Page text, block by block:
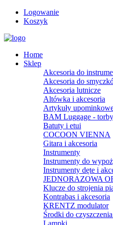
Logowanie
Koszyk
Home
Sklep
Akcesoria do
Akcesoria do
Akcesoria lutnicze
Altówka i akcesoria
Artykuły
BAM Luggage -
Batuty i etui
COCOON VIENNA
Gitara i akcesoria
Instrumenty
Instrumenty do
Instrumenty dęte i
JEDNORAZOWA
Klucze do strojenia
Kontrabas i akcesoria
KRENTZ modulator
Środki do
Lampki